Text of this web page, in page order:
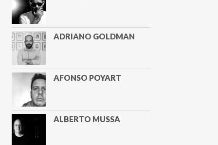
ADRIANO GOLDMAN
AFONSO POYART
ALBERTO MUSSA